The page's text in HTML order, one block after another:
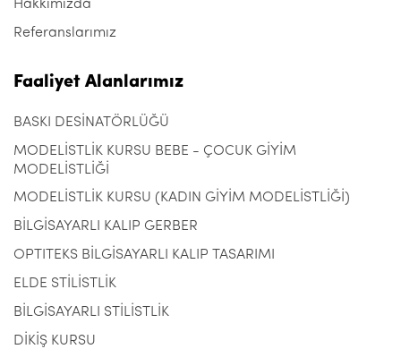
Hakkımızda
Referanslarımız
Faaliyet Alanlarımız
BASKI DESİNATÖRLÜĞÜ
MODELİSTLİK KURSU BEBE - ÇOCUK GİYİM
MODELİSTLİĞİ
MODELİSTLİK KURSU (KADIN GİYİM MODELİSTLİĞİ)
BİLGİSAYARLI KALIP GERBER
OPTITEKS BİLGİSAYARLI KALIP TASARIMI
ELDE STİLİSTLİK
BİLGİSAYARLI STİLİSTLİK
DİKİŞ KURSU